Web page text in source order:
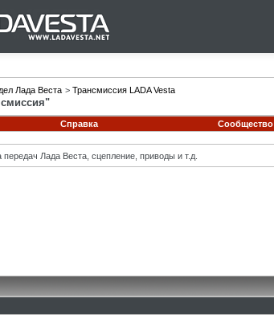
Лада Веста > Трансмиссия LADA Vesta
Справка Сообщество
передач Лада Веста, сцепление, приводы и т.д.